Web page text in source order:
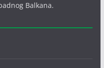
Balkana.